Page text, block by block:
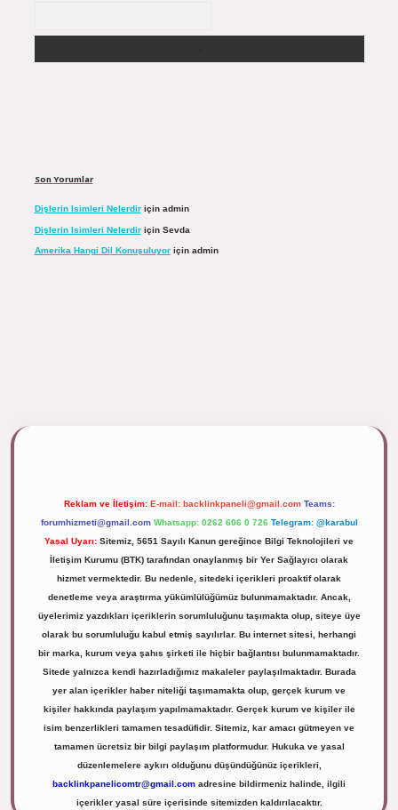
Son Yorumlar
Dişlerin Isimleri Nelerdiriçin admin
Dişlerin Isimleri Nelerdiriçin Sevda
Amerika Hangi Dil Konuşuluyoriçin admin
Reklam ve İletişim: E-mail: backlinkpaneli@gmail.com Teams:
forumhizmeti@gmail.com Whatsapp: 0262 606 0 726 Telegram: @karabul
Yasal Uyarı: Sitemiz, 5651 Sayılı Kanun gereğince Bilgi Teknolojileri ve
İletişim Kurumu (BTK) tarafından onaylanmış bir Yer Sağlayıcı olarak
hizmet vermektedir. Bu nedenle, sitedeki içerikleri proaktif olarak
denetleme veya araştırma yükümlülüğümüz bulunmamaktadır. Ancak,
üyelerimiz yazdıkları içeriklerin sorumluluğunu taşımakta olup, siteye üye
olarak bu sorumluluğu kabul etmiş sayılırlar. Bu internet sitesi, herhangi
bir marka, kurum veya şahıs şirketi ile hiçbir bağlantısı bulunmamaktadır.
Sitede yalnızca kendi hazırladığımız makaleler paylaşılmaktadır. Burada
yer alan içerikler haber niteliği taşımamakta olup, gerçek kurum ve
kişiler hakkında paylaşım yapılmamaktadır. Gerçek kurum ve kişiler ile
isim benzerlikleri tamamen tesadüfidir. Sitemiz, kar amacı gütmeyen ve
tamamen ücretsiz bir bilgi paylaşım platformudur. Hukuka ve yasal
düzenlemelere aykırı olduğunu düşündüğünüz içerikleri,
backlinkpanelicomtr@gmail.com adresine bildirmeniz halinde, ilgili
içerikler yasal süre içerisinde sitemizden kaldırılacaktır.